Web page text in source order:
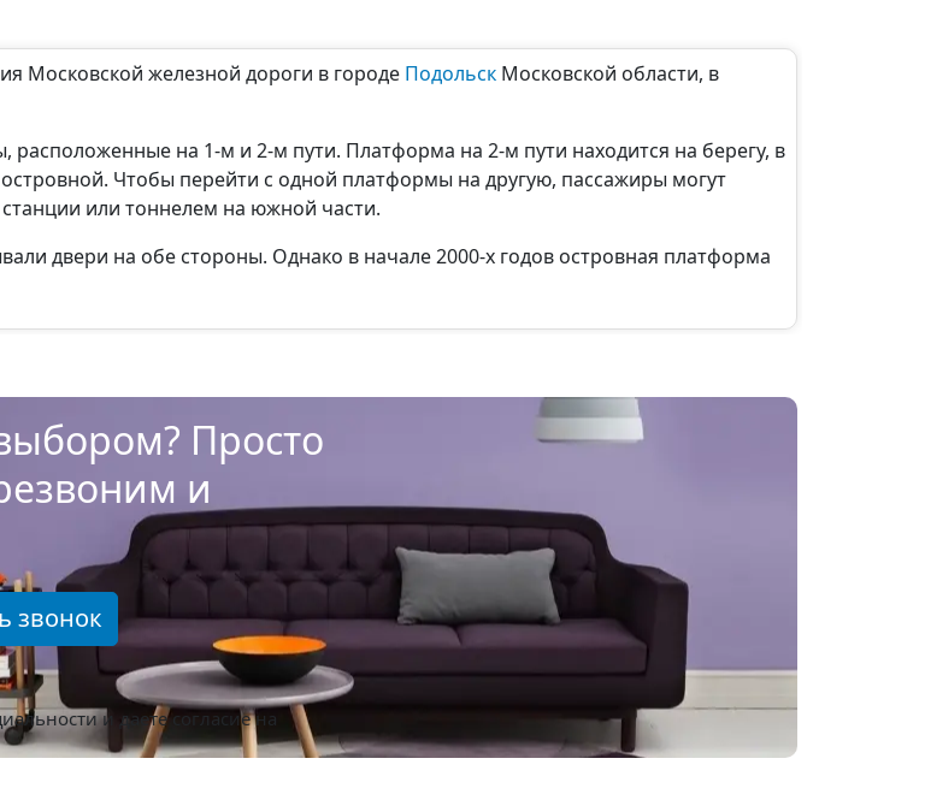
Московской железной дороги в городе Подольск Московской области, в
на 1-м и 2-м пути. Платформа на 2-м пути находится на берегу, в
Чтобы перейти с одной платформы на другую, пассажиры могут
или тоннелем на южной части.
двери на обе стороны. Однако в начале 2000-х годов островная платформа
Просто
и
звонок
и даете согласие на